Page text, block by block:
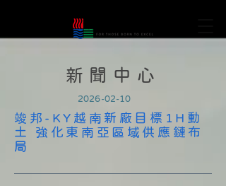
新聞中心
2026-02-10
竣邦-KY越南新廠目標1H動
土 強化東南亞區域供應鏈布
局